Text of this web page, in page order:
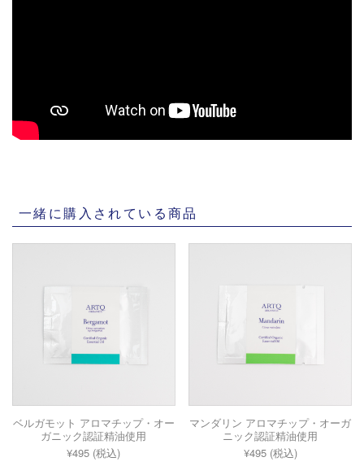
一緒に購入されている商品
ベルガモット アロマチップ・オー
ガニック認証精油使用
¥495 (税込)
マンダリン アロマチップ・オーガ
ニック認証精油使用
¥495 (税込)